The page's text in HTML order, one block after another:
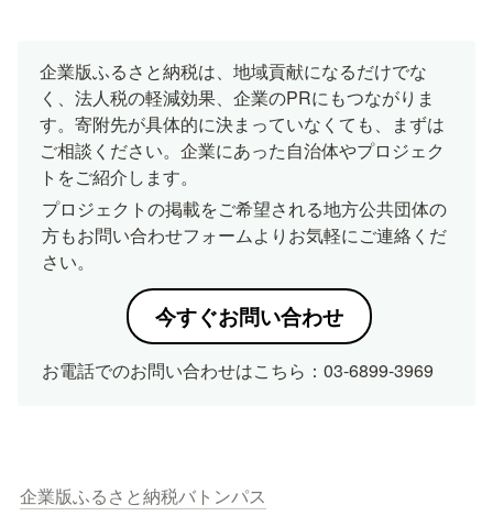
企業版ふるさと納税は、地域貢献になるだけでな
く、法人税の軽減効果、企業のPRにもつながりま
す。寄附先が具体的に決まっていなくても、まずは
ご相談ください。企業にあった自治体やプロジェク
トをご紹介します。
プロジェクトの掲載をご希望される地方公共団体の
方もお問い合わせフォームよりお気軽にご連絡くだ
さい。
今すぐお問い合わせ
お電話でのお問い合わせはこちら：03-6899-3969
企業版ふるさと納税バトンパス